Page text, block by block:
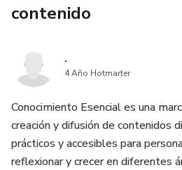
contenido
.
4 Año Hotmarter
Conocimiento Esencial es una
creación y difusión de contenidos
prácticos y accesibles para
reflexionar y crecer en diferentes